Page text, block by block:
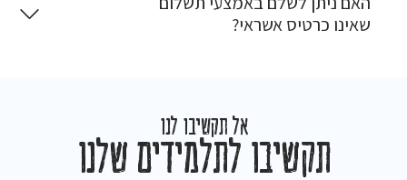
שאינו כרטיס אשראי?
אל תקשיבו לנו
תקשיבו לתלמידים שלנו